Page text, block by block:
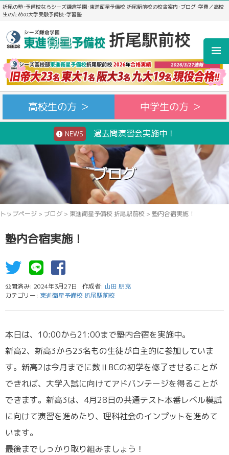
折尾の塾･予備校ならシーズ鎌倉学園･東進衛星予備校 折尾駅前校の校舎案内･ブログ･学費／高校
生のための大学受験予備校･学習塾
高校生の方 ＞ 中学生の方 ＞
NEWS 過去問演習会実施中！
ブログ
トップページ > ブログ > 東進衛星予備校 折尾駅前校 > 塾内合宿実施！
塾内合宿実施！
公開済み: 2024年3月27日 作成者: 山田 朋克
カテゴリー: 東進衛星予備校 折尾駅前校
本日は、10:00から21:00まで塾内合宿を実施中。
新高2、新高3から23名もの生徒が自主的に参加していま
す。新高2は今月までに数ⅡBCの初学を修了させることが
できれば、大学入試に向けてアドバンテージを得ることが
できます。新高3は、4月28日の共通テスト本番レベル模試
に向けて演習を進めたり、理科社会のインプットを進めて
います。
最後までしっかり取り組みましょう！